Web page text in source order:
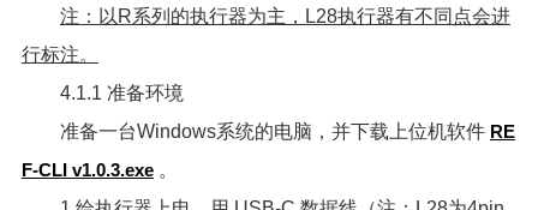
注：以R系列的执行器为主，L28执行器有不同点会进
行标注。
4.1.1 准备环境
准备一台Windows系统的电脑，并下载上位机软件 RE
F-CLI v1.0.3.exe。